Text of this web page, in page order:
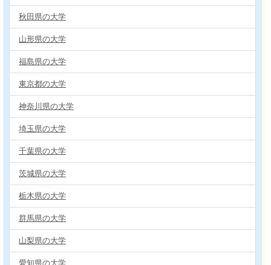
秋田県の大学
山形県の大学
福島県の大学
東京都の大学
神奈川県の大学
埼玉県の大学
千葉県の大学
茨城県の大学
栃木県の大学
群馬県の大学
山梨県の大学
愛知県の大学